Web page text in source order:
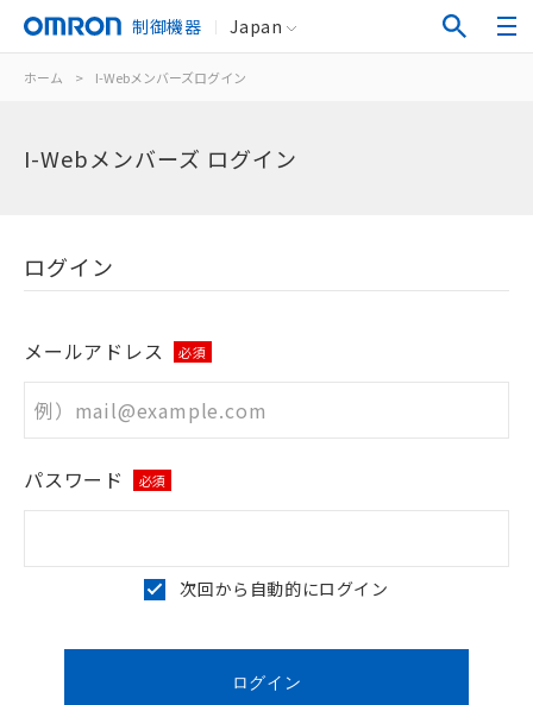
制御機器 Japan
ホーム > I-Webメンバーズログイン
I-Webメンバーズ ログイン
ログイン
メールアドレス 必須
パスワード 必須
次回から自動的にログイン